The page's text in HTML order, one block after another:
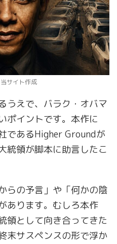
サイト作成
うえで、バラク・オバマ
ポイントです。本作に
であるHigher Groundが
統領が脚本に助言したこ
らの予言」や「何かの陰
あります。むしろ本作
領として向き合ってきた
末サスペンスの形で浮か